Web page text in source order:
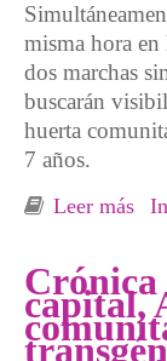
misma hora en
dos marchas
buscarán
huerta
7 años.
Leer más
Crónica
capital,